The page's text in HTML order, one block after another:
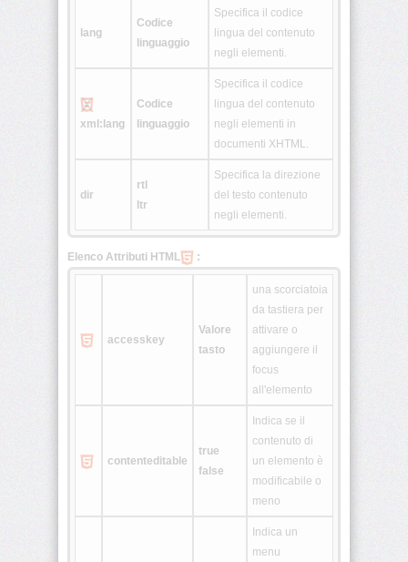
<head>
<h6>
<html>
<i>
<kbd>
lang
Codice
linguaggio
Specifica il codice
lingua del contenuto
negli elementi.
xml:lang
Codice
linguaggio
Specifica il codice
lingua del contenuto
negli elementi in
documenti XHTML.
dir
rtl
ltr
Specifica la direzione
del testo contenuto
negli elementi.
Elenco Attributi HTML :
accesskey
Valore
tasto
una scorciatoia
da tastiera per
attivare o
aggiungere il
focus
all'elemento
contenteditable
true
false
Indica se il
contenuto di
un elemento è
modificabile o
meno
Indica un
menu